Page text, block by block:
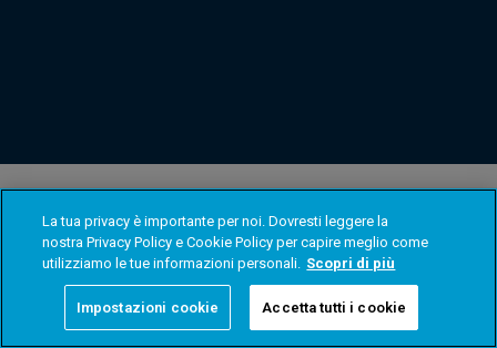
La tua privacy è importante per noi. Dovresti leggere la
nostra Privacy Policy e Cookie Policy per capire meglio come
utilizziamo le tue informazioni personali. Scopri di più
Impostazioni cookie Accetta tutti i cookie